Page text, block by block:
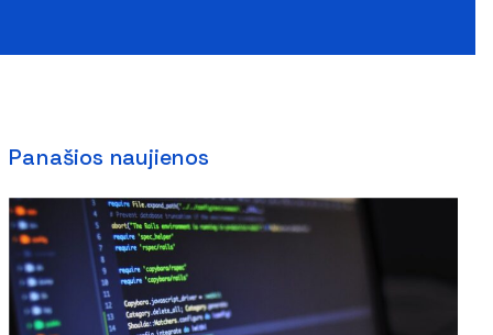
Panašios naujienos